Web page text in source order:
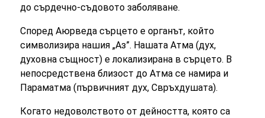
до сърдечно-съдовото заболяване.
Според Аюрведа сърцето е органът, който
символизира нашия „Аз”. Нашата Атма (дух,
духовна същност) е локализирана в сърцето. В
непосредствена близост до Атма се намира и
Параматма (първичният дух, Свръхдушата).
Когато недоволството от дейността, която са